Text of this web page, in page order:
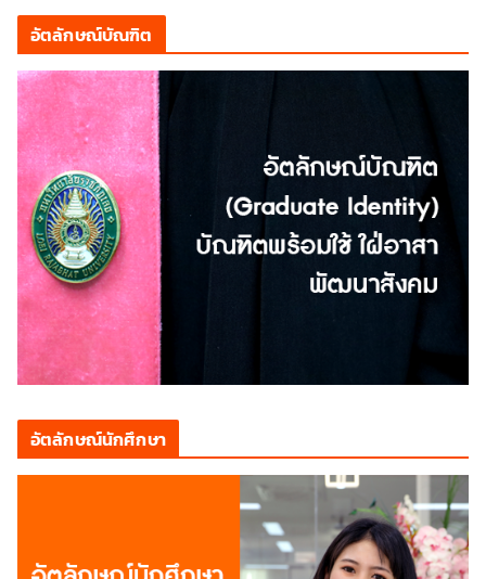
อัตลักษณ์บัณฑิต
อัตลักษณ์นักศึกษา